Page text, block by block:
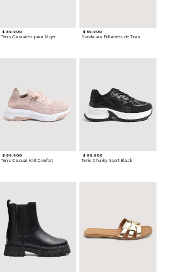
$ 89.900
Tenis Casuales para Mujer
$ 59.900
Sandalias Brillantes de Tiras
$ 89.900
Tenis Casual Knit Comfort
$ 99.900
Tenis Chunky Sport Black